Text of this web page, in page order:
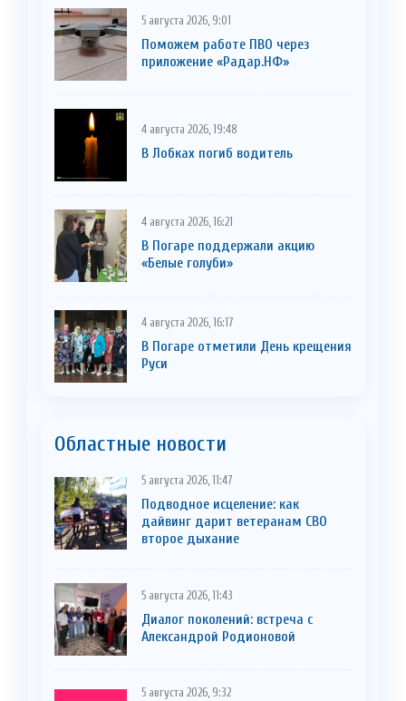
5 августа 2026, 9:01
Поможем работе ПВО через
приложение «Радар.НФ»
4 августа 2026, 19:48
В Лобках погиб водитель
4 августа 2026, 16:21
В Погаре поддержали акцию
«Белые голуби»
4 августа 2026, 16:17
В Погаре отметили День крещения
Руси
Областные новости
5 августа 2026, 11:47
Подводное исцеление: как
дайвинг дарит ветеранам СВО
второе дыхание
5 августа 2026, 11:43
Диалог поколений: встреча с
Александрой Родионовой
5 августа 2026, 9:32